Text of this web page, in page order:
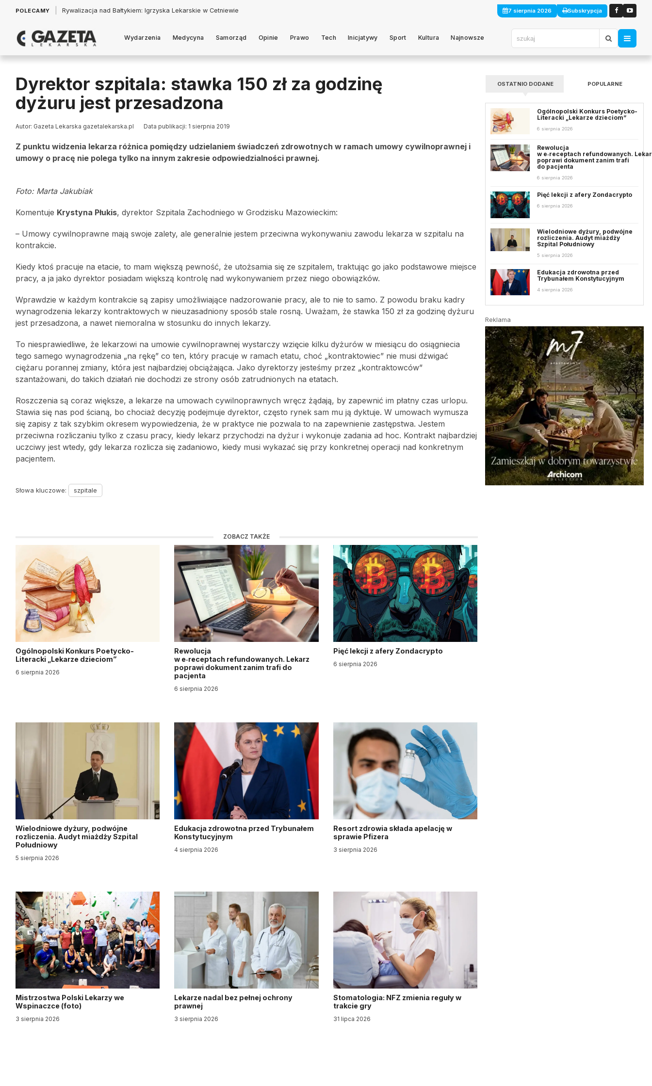
POLECAMY Łukasz Jankowski: Politycy w pogoni za króliczkiem 7 sierpnia 2026 Subskrypcja
Wydarzenia Medycyna Samorząd Opinie Prawo Tech Inicjatywy Sport Kultura Najnowsze
Dyrektor szpitala: stawka 150 zł za godzinę
dyżuru jest przesadzona
Autor: Gazeta Lekarska gazetalekarska.pl Data publikacji: 1 sierpnia 2019
Z punktu widzenia lekarza różnica pomiędzy udzielaniem świadczeń zdrowotnych w ramach umowy cywilnoprawnej i
umowy o pracę nie polega tylko na innym zakresie odpowiedzialności prawnej.
Foto: Marta Jakubiak
Komentuje Krystyna Płukis, dyrektor Szpitala Zachodniego w Grodzisku Mazowieckim:
– Umowy cywilnoprawne mają swoje zalety, ale generalnie jestem przeciwna wykonywaniu zawodu lekarza w szpitalu na
kontrakcie.
Kiedy ktoś pracuje na etacie, to mam większą pewność, że utożsamia się ze szpitalem, traktując go jako podstawowe miejsce
pracy, a ja jako dyrektor posiadam większą kontrolę nad wykonywaniem przez niego obowiązków.
Wprawdzie w każdym kontrakcie są zapisy umożliwiające nadzorowanie pracy, ale to nie to samo. Z powodu braku kadry
wynagrodzenia lekarzy kontraktowych w nieuzasadniony sposób stale rosną. Uważam, że stawka 150 zł za godzinę dyżuru
jest przesadzona, a nawet niemoralna w stosunku do innych lekarzy.
To niesprawiedliwe, że lekarzowi na umowie cywilnoprawnej wystarczy wzięcie kilku dyżurów w miesiącu do osiągniecia
tego samego wynagrodzenia „na rękę” co ten, który pracuje w ramach etatu, choć „kontraktowiec” nie musi dźwigać
ciężaru porannej zmiany, która jest najbardziej obciążająca. Jako dyrektorzy jesteśmy przez „kontraktowców”
szantażowani, do takich działań nie dochodzi ze strony osób zatrudnionych na etatach.
Roszczenia są coraz większe, a lekarze na umowach cywilnoprawnych wręcz żądają, by zapewnić im płatny czas urlopu.
Stawia się nas pod ścianą, bo chociaż decyzję podejmuje dyrektor, często rynek sam mu ją dyktuje. W umowach wymusza
się zapisy z tak szybkim okresem wypowiedzenia, że w praktyce nie pozwala to na zapewnienie zastępstwa. Jestem
przeciwna rozliczaniu tylko z czasu pracy, kiedy lekarz przychodzi na dyżur i wykonuje zadania ad hoc. Kontrakt najbardziej
uczciwy jest wtedy, gdy lekarza rozlicza się zadaniowo, kiedy musi wykazać się przy konkretnej operacji nad konkretnym
pacjentem.
Słowa kluczowe: szpitale
ZOBACZ TAKŻE
Ogólnopolski Konkurs Poetycko-
Literacki „Lekarze dzieciom”
6 sierpnia 2026
Rewolucja
w e‑receptach refundowanych. Lekarz
poprawi dokument zanim trafi do
pacjenta
6 sierpnia 2026
Pięć lekcji z afery Zondacrypto
6 sierpnia 2026
Wielodniowe dyżury, podwójne
rozliczenia. Audyt miażdży Szpital
Południowy
5 sierpnia 2026
Edukacja zdrowotna przed Trybunałem
Konstytucyjnym
4 sierpnia 2026
Resort zdrowia składa apelację w
sprawie Pfizera
3 sierpnia 2026
Mistrzostwa Polski Lekarzy we
Wspinaczce (foto)
3 sierpnia 2026
Lekarze nadal bez pełnej ochrony
prawnej
3 sierpnia 2026
Stomatologia: NFZ zmienia reguły w
trakcie gry
31 lipca 2026
OSTATNIO DODANE POPULARNE
Ogólnopolski Konkurs Poetycko-
Literacki „Lekarze dzieciom”
6 sierpnia 2026
Rewolucja
w e‑receptach refundowanych.
poprawi dokument zanim trafi
do pacjenta
6 sierpnia 2026
Pięć lekcji z afery Zondacrypto
6 sierpnia 2026
Wielodniowe dyżury, podwójne
rozliczenia. Audyt miażdży
Szpital Południowy
5 sierpnia 2026
Edukacja zdrowotna przed
Trybunałem Konstytucyjnym
4 sierpnia 2026
Reklama